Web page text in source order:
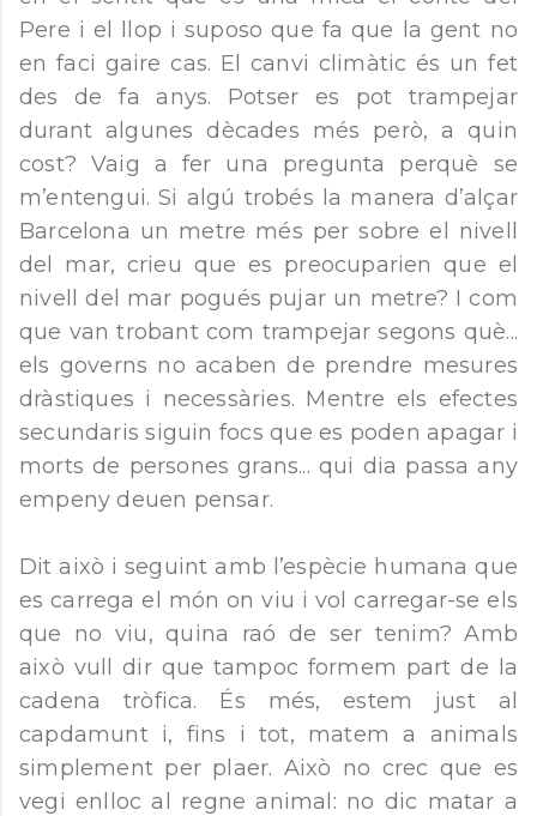
Pere i el llop i suposo que fa que la gent no
en faci gaire cas. El canvi climàtic és un fet
des de fa anys. Potser es pot trampejar
durant algunes dècades més però, a quin
cost? Vaig a fer una pregunta perquè se
m’entengui. Si algú trobés la manera d’alçar
Barcelona un metre més per sobre el nivell
del mar, crieu que es preocuparien que el
nivell del mar pogués pujar un metre? I com
que van trobant com trampejar segons què...
els governs no acaben de prendre mesures
dràstiques i necessàries. Mentre els efectes
secundaris siguin focs que es poden apagar i
morts de persones grans... qui dia passa any
empeny deuen pensar.
Dit això i seguint amb l’espècie humana que
es carrega el món on viu i vol carregar-se els
que no viu, quina raó de ser tenim? Amb
això vull dir que tampoc formem part de la
cadena tròfica. És més, estem just al
capdamunt i, fins i tot, matem a animals
simplement per plaer. Això no crec que es
vegi enlloc al regne animal: no dic matar a